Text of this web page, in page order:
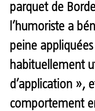
parquet de
l’humoriste a
peine
habituellement
d’application »,
comportement